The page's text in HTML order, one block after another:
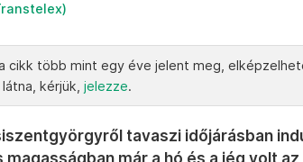
cikk több mint egy éve jelent meg,
kérjük, jelezze.
tavaszi időjárásban
már a hó és a jég volt